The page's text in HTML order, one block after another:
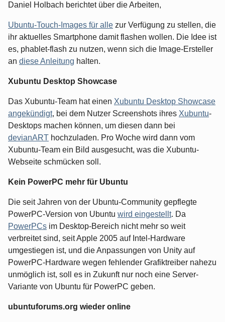
Daniel Holbach berichtet über die Arbeiten,
Ubuntu-Touch-Images für alle zur Verfügung zu stellen, die
ihr aktuelles Smartphone damit flashen wollen. Die Idee ist
es, phablet-flash zu nutzen, wenn sich die Image-Ersteller
an diese Anleitung halten.
Xubuntu Desktop Showcase
Das Xubuntu-Team hat einen Xubuntu Desktop Showcase
angekündigt, bei dem Nutzer Screenshots ihres Xubuntu-
Desktops machen können, um diesen dann bei
devianART hochzuladen. Pro Woche wird dann vom
Xubuntu-Team ein Bild ausgesucht, was die Xubuntu-
Webseite schmücken soll.
Kein PowerPC mehr für Ubuntu
Die seit Jahren von der Ubuntu-Community gepflegte
PowerPC-Version von Ubuntu wird eingestellt. Da
PowerPCs im Desktop-Bereich nicht mehr so weit
verbreitet sind, seit Apple 2005 auf Intel-Hardware
umgestiegen ist, und die Anpassungen von Unity auf
PowerPC-Hardware wegen fehlender Grafiktreiber nahezu
unmöglich ist, soll es in Zukunft nur noch eine Server-
Variante von Ubuntu für PowerPC geben.
ubuntuforums.org wieder online